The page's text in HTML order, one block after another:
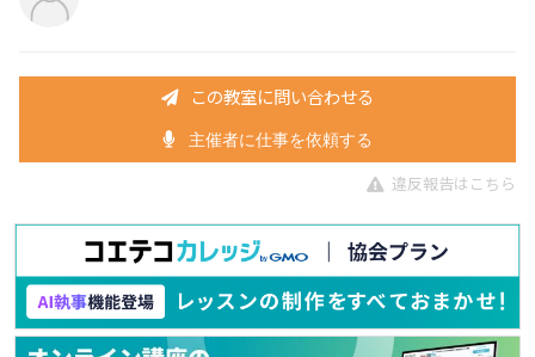
この教室に問い合わせる
主催者に仕事を依頼する
違反報告はこちら